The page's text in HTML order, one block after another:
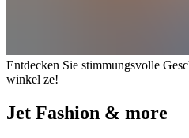
Entdecken Sie stimmungsvolle
winkel ze!
Jet Fashion & more